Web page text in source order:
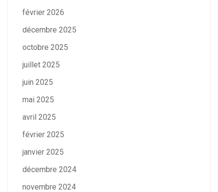
février 2026
décembre 2025
octobre 2025
juillet 2025
juin 2025
mai 2025
avril 2025
février 2025
janvier 2025
décembre 2024
novembre 2024